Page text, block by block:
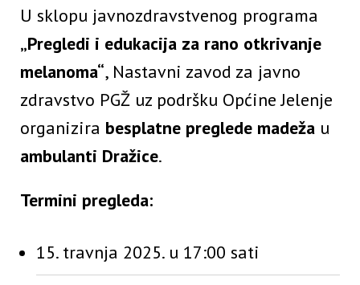
U sklopu javnozdravstvenog programa
„Pregledi i edukacija za rano otkrivanje
melanoma“, Nastavni zavod za javno
zdravstvo PGŽ uz podršku Općine Jelenje
organizira besplatne preglede madeža u
ambulanti Dražice.
Termini pregleda:
15. travnja 2025. u 17:00 sati